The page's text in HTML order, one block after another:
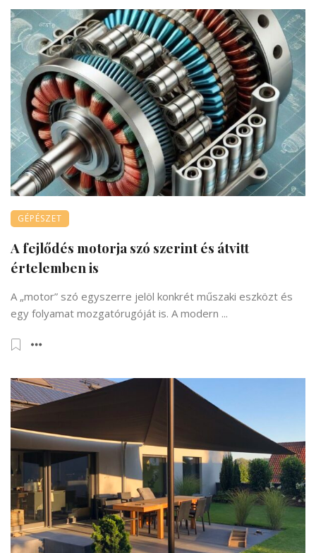
GÉPÉSZET
A fejlődés motorja szó szerint és átvitt
értelemben is
A „motor” szó egyszerre jelöl konkrét műszaki eszközt és
egy folyamat mozgatórugóját is. A modern ...